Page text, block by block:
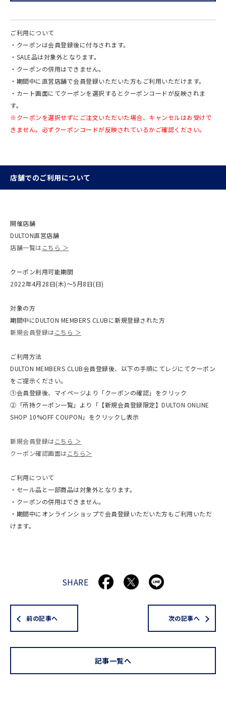
ご利用について
・クーポンは会員登録後に付与されます。
・SALE品は対象外となります。
・クーポンの併用はできません。
・期間中に直営店舗で会員登録いただいた方もご利用いただけます。
・カート画面にてクーポンを選択するとクーポンコードが反映されま
す。
※クーポンを選択せずにご注文いただいた場合、キャンセルはお受けで
きません。必ずクーポンコードが反映されているかご確認ください。
店舗でのご利用について
開催店舗
DULTON直営店舗
店舗一覧は こちら ＞
クーポン利用可能期間
2022年4月28日(木)〜5月8日(日)
対象の方
期間中にDULTON MEMBERS CLUBに新規登録された方
新規会員登録は こちら ＞
ご利用方法
DULTON MEMBERS CLUB会員登録後、以下の手順にてレジにてクーポン
をご提示ください。
①会員登録後、マイページより「クーポンの確認」をクリック
②「所持クーポン一覧」より「【新規会員登録限定】DULTON ONLINE
SHOP 10%OFF COUPON」をクリックし表示
新規会員登録は こちら ＞
クーポン確認画面は こちら＞
ご利用について
・セール品と一部商品は対象外となります。
・クーポンの併用はできません。
・期間中にオンラインショップで会員登録いただいた方もご利用いただ
けます。
SHARE
前の記事へ
記事一覧へ
次の記事へ